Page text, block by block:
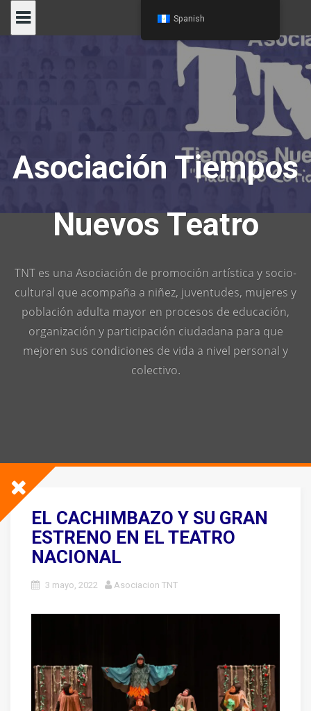
Asociación Tiempos
Nuevos Teatro
TNT es una Asociación de promoción artística y socio-
cultural que acompaña a niñez, juventudes, mujeres y
población adulta mayor en procesos de educación,
organización y participación ciudadana para que
mejoren sus condiciones de vida a nivel personal y
colectivo.
EL CACHIMBAZO Y SU GRAN
ESTRENO EN EL TEATRO
NACIONAL
3 mayo, 2022 Asociacion TNT
Spanish